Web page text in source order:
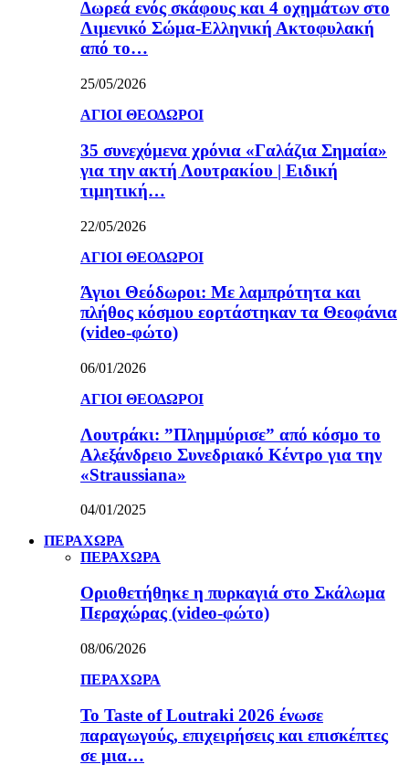
Δωρεά ενός σκάφους και 4 οχημάτων στο
Λιμενικό Σώμα-Ελληνική Ακτοφυλακή
από το…
25/05/2026
ΑΓΙΟΙ ΘΕΟΔΩΡΟΙ
35 συνεχόμενα χρόνια «Γαλάζια Σημαία»
για την ακτή Λουτρακίου | Ειδική
τιμητική…
22/05/2026
ΑΓΙΟΙ ΘΕΟΔΩΡΟΙ
Άγιοι Θεόδωροι: Με λαμπρότητα και
πλήθος κόσμου εορτάστηκαν τα Θεοφάνια
(video-φώτο)
06/01/2026
ΑΓΙΟΙ ΘΕΟΔΩΡΟΙ
Λουτράκι: ”Πλημμύρισε” από κόσμο το
Αλεξάνδρειο Συνεδριακό Κέντρο για την
«Straussiana»
04/01/2025
ΠΕΡΑΧΩΡΑ
ΠΕΡΑΧΩΡΑ
Οριοθετήθηκε η πυρκαγιά στο Σκάλωμα
Περαχώρας (video-φώτο)
08/06/2026
ΠΕΡΑΧΩΡΑ
Το Taste of Loutraki 2026 ένωσε
παραγωγούς, επιχειρήσεις και επισκέπτες
σε μια…